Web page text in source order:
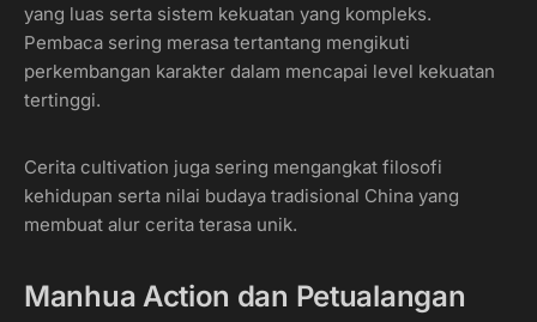
yang luas serta sistem kekuatan yang kompleks.
Pembaca sering merasa tertantang mengikuti
perkembangan karakter dalam mencapai level kekuatan
tertinggi.
Cerita cultivation juga sering mengangkat filosofi
kehidupan serta nilai budaya tradisional China yang
membuat alur cerita terasa unik.
Manhua Action dan Petualangan